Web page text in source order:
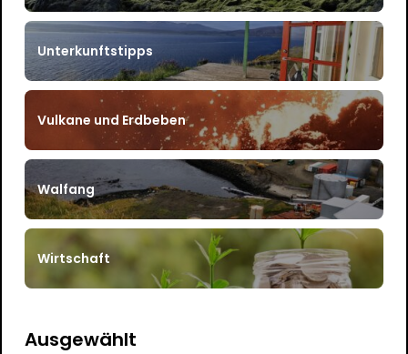
Unterkunftstipps
Vulkane und Erdbeben
Walfang
Wirtschaft
Ausgewählt